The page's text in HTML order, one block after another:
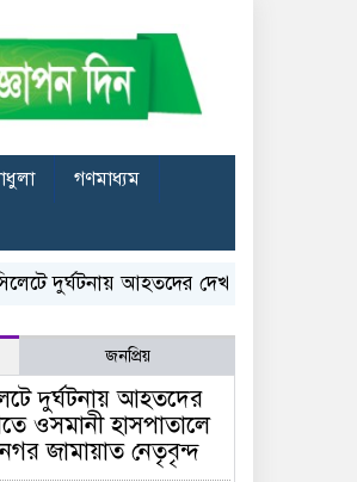
গণমাধ্যম
দুর্ঘটনায় আহতদের দেখতে ওসমানী
জনপ্রিয়
দুর্ঘটনায় আহতদের
ওসমানী হাসপাতালে
জামায়াত নেতৃবৃন্দ